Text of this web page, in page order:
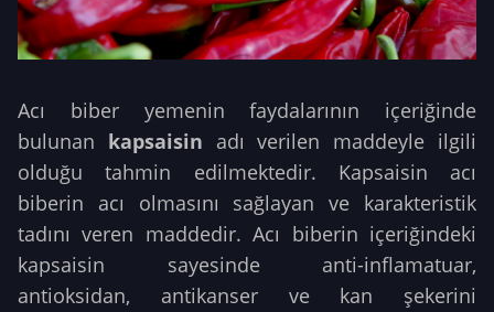
Acı biber yemenin faydalarının içeriğinde
bulunan kapsaisin adı verilen maddeyle ilgili
olduğu tahmin edilmektedir. Kapsaisin acı
biberin acı olmasını sağlayan ve karakteristik
tadını veren maddedir. Acı biberin içeriğindeki
kapsaisin sayesinde anti-inflamatuar,
antioksidan, antikanser ve kan şekerini